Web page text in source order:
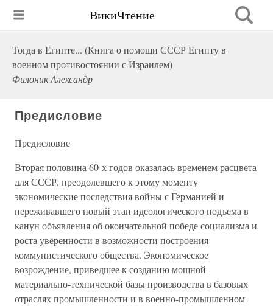
ВикиЧтение
Тогда в Египте... (Книга о помощи СССР Египту в
военном противостоянии с Израилем)
Филоник Александр
Предисловие
Предисловие
Вторая половина 60-х годов оказалась временем расцвета
для СССР, преодолевшего к этому моменту
экономические последствия войны с Германией и
переживавшего новый этап идеологического подъема в
канун объявления об окончательной победе социализма и
роста уверенности в возможности построения
коммунистического общества. Экономическое
возрождение, приведшее к созданию мощной
материально-технической базы производства в базовых
отраслях промышленности и в военно-промышленном